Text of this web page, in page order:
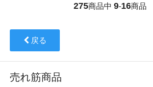
275商品中 9-16商品
戻る
売れ筋商品